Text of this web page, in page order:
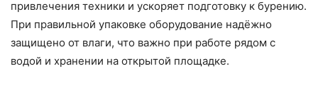
привлечения техники и ускоряет подготовку к бурению.
При правильной упаковке оборудование надёжно
защищено от влаги, что важно при работе рядом с
водой и хранении на открытой площадке.